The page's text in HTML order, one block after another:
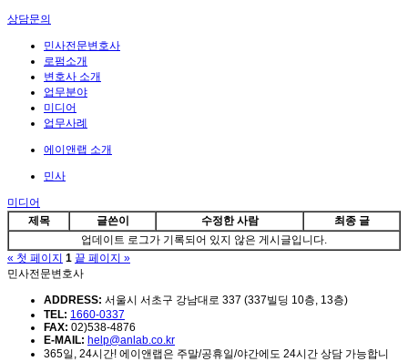
상담문의
민사전문변호사
로펌소개
변호사 소개
업무분야
미디어
업무사례
에이앤랩 소개
민사
미디어
제목
글쓴이 수정한 사람
최종 글
업데이트 로그가 기록되어 있지 않은 게시글입니다.
« 첫 페이지 1 끝 페이지 »
민사전문변호사
ADDRESS: 서울시 서초구 강남대로 337 (337빌딩 10층, 13층)
TEL: 1660-0337
FAX: 02)538-4876
E-MAIL: help@anlab.co.kr
365일, 24시간! 에이앤랩은 주말/공휴일/야간에도 24시간 상담 가능합니